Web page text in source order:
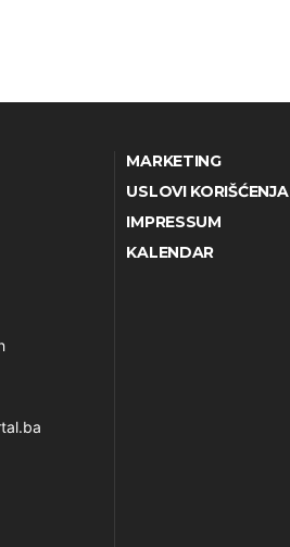
MARKETING
USLOVI KORIŠĆENJA
IMPRESSUM
KALENDAR